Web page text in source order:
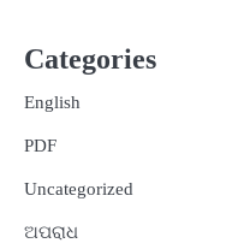
Categories
English
PDF
Uncategorized
ଅପରାଧ